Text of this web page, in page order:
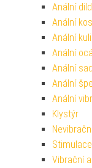
Anální
Anální
Anální
Anální
Anální
Anální
Anální
Klystýr
Vibrační